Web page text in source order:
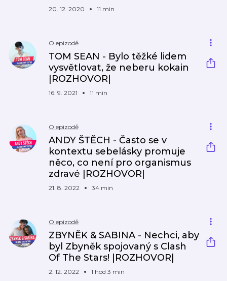
20. 12. 2020 11 min
O epizodě
TOM SEAN - Bylo těžké lidem
vysvětlovat, že neberu kokain
|ROZHOVOR|
16. 9. 2021 11 min
O epizodě
ANDY ŠTĚCH - Často se v
kontextu sebelásky promuje
něco, co není pro organismus
zdravé |ROZHOVOR|
21. 8. 2022 34 min
O epizodě
ZBYNĚK & SABINA - Nechci, aby
byl Zbyněk spojovaný s Clash
Of The Stars! |ROZHOVOR|
2. 12. 2022 1 hod 3 min